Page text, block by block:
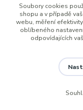
Souhlasím se
Informace pro
Soubory cookies
shopu a v případě
webu, měření
oblíbeného
odpovídajících